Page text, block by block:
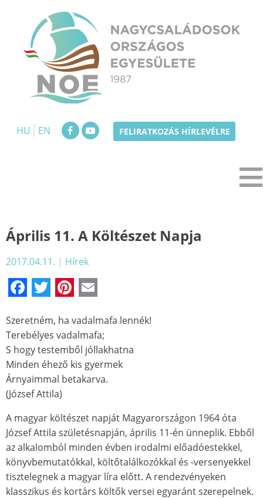
content
HU
EN FELIRATKOZÁS HÍRLEVÉLRE
Április 11. A Költészet Napja
2017.04.11. | Hírek
Facebook
TwitterPinterest
Szeretném, ha vadalmafa lennék!
Terebélyes vadalmafa;
S hogy testemből jóllakhatna
Minden éhező kis gyermek
Árnyaimmal betakarva.
(József Attila)
A magyar költészet napját Magyarországon 1964 óta
József Attila születésnapján, április 11-én ünneplik. Ebből
az alkalomból minden évben irodalmi előadóestekkel,
könyvbemutatókkal, költőtalálkozókkal és -versenyekkel
tisztelegnek a magyar líra előtt. A rendezvényeken
klasszikus és kortárs költők versei egyaránt szerepelnek.